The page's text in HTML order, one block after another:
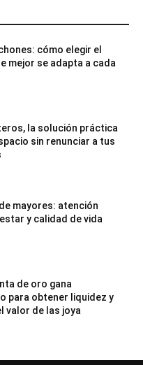
cómo elegir el
mejor se adapta a cada
la solución práctica
sin renunciar a tus
mayores: atención
y calidad de vida
de oro gana
para obtener liquidez y
valor de las joya